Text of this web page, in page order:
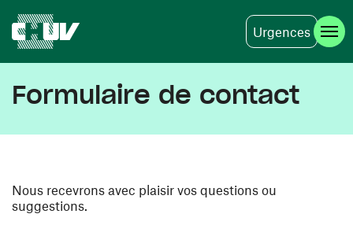
Urgences
Formulaire de contact
Nous recevrons avec plaisir vos questions ou
suggestions.